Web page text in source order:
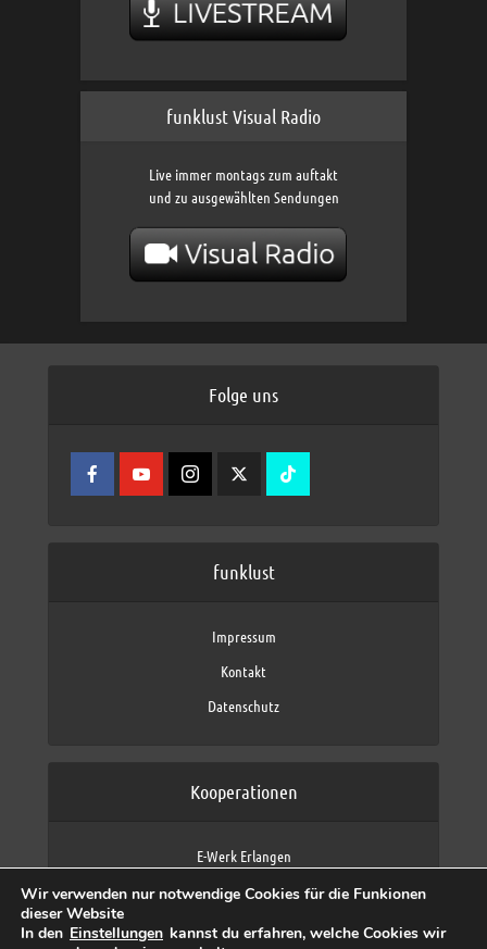
funklust Visual Radio
Live immer montags zum auftakt
und zu ausgewählten Sendungen
Folge uns
funklust
Impressum
Kontakt
Datenschutz
Kooperationen
E-Werk Erlangen
Fraunhofer IIS
max neo (AFK max)
Wir verwenden nur notwendige Cookies für die Funkionen
dieser Website
In den Einstellungen kannst du erfahren, welche Cookies wir